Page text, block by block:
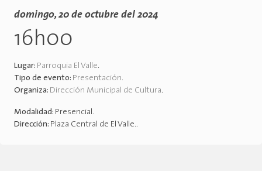
domingo, 20 de octubre del 2024
16h00
Lugar: Parroquia El Valle.
Tipo de evento: Presentación.
Organiza: Dirección Municipal de Cultura.
Modalidad: Presencial.
Dirección: Plaza Central de El Valle..